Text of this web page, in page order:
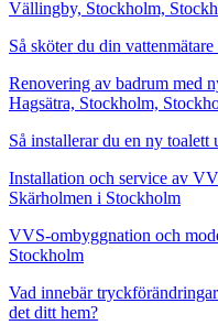
Vällingby, Stockholm,
Så sköter du din
Renovering av badrum med
Hagsätra, Stockholm,
Så installerar du en ny toalett
Installation och service av
Skärholmen i Stockholm
VVS-ombyggnation och
Stockholm
Vad innebär
det ditt hem?